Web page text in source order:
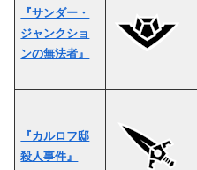
『サンダー・
ジャンクショ
ンの無法者』
『カルロフ邸
殺人事件』